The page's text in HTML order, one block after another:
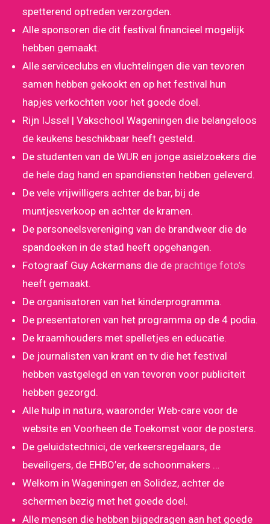
spetterend optreden verzorgden.
Alle sponsoren die dit festival financieel mogelijk
hebben gemaakt.
Alle serviceclubs en vluchtelingen die van tevoren
samen hebben gekookt en op het festival hun
hapjes verkochten voor het goede doel.
Rijn IJssel | Vakschool Wageningen die belangeloos
de keukens beschikbaar heeft gesteld.
De studenten van de WUR en jonge asielzoekers die
de hele dag hand en spandiensten hebben geleverd.
De vele vrijwilligers achter de bar, bij de
muntjesverkoop en achter de kramen.
De personeelsvereniging van de brandweer die de
spandoeken in de stad heeft opgehangen.
Fotograaf Guy Ackermans die de prachtige foto’s
heeft gemaakt.
De organisatoren van het kinderprogramma.
De presentatoren van het programma op de 4 podia.
De kraamhouders met spelletjes en educatie.
De journalisten van krant en tv die het festival
hebben vastgelegd en van tevoren voor publiciteit
hebben gezorgd.
Alle hulp in natura, waaronder Web-care voor de
website en Voorheen de Toekomst voor de posters.
De geluidstechnici, de verkeersregelaars, de
beveiligers, de EHBO’er, de schoonmakers …
Welkom in Wageningen en Solidez, achter de
schermen bezig met het goede doel.
Alle mensen die hebben bijgedragen aan het goede